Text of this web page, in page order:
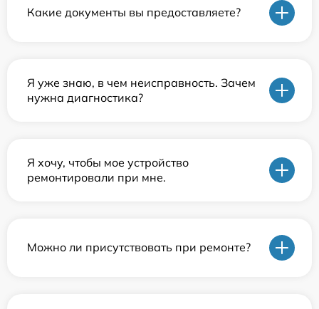
Какие документы вы предоставляете?
Я уже знаю, в чем неисправность. Зачем
нужна диагностика?
Я хочу, чтобы мое устройство
ремонтировали при мне.
Можно ли присутствовать при ремонте?